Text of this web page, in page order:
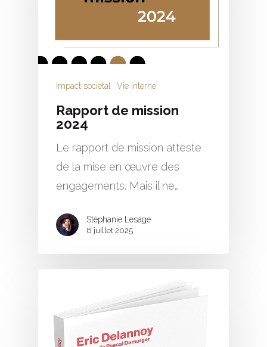
Impact sociétal Vie interne
Rapport de mission
2024
Le rapport de mission atteste
de la mise en œuvre des
engagements. Mais il ne…
Stéphanie Lesage
8 juillet 2025